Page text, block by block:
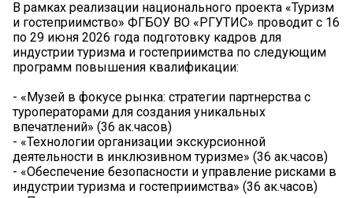
В рамках реализации национального проекта «Туризм
и гостеприимство» ФГБОУ ВО «РГУТИС» проводит с 16
по 29 июня 2026 года подготовку кадров для
индустрии туризма и гостеприимства по следующим
программ повышения квалификации:
- «Музей в фокусе рынка: стратегии партнерства с
туроператорами для создания уникальных
впечатлений» (36 ак.часов)
- «Технологии организации экскурсионной
деятельности в инклюзивном туризме» (36 ак.часов)
- «Обеспечение безопасности и управление рисками в
индустрии туризма и гостеприимства» (36 ак.часов)